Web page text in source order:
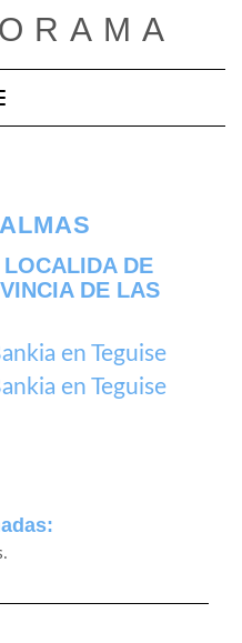
modo de navegación
DE
DE LAS
en Teguise
en Teguise